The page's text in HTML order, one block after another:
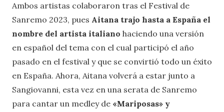
Ambos artistas colaboraron tras el Festival de
Sanremo 2023, pues Aitana trajo hasta a España el
nombre del artista italiano haciendo una versión
en español del tema con el cual participó el año
pasado en el festival y que se convirtió todo un éxito
en España. Ahora, Aitana volverá a estar junto a
Sangiovanni, esta vez en una serata de Sanremo
para cantar un medley de «Mariposas» y